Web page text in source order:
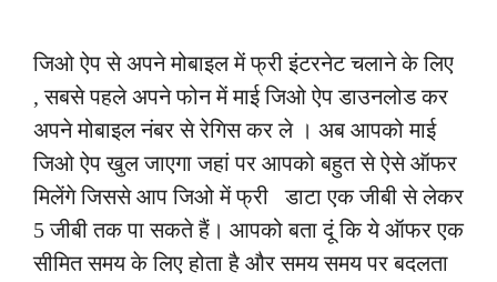
जिओ ऐप से अपने मोबाइल में फ्री इंटरनेट चलाने के लिए
, सबसे पहले अपने फोन में माई जिओ ऐप डाउनलोड कर
अपने मोबाइल नंबर से रेगिस कर ले । अब आपको माई
जिओ ऐप खुल जाएगा जहां पर आपको बहुत से ऐसे ऑफर
मिलेंगे जिससे आप जिओ में फ्री डाटा एक जीबी से लेकर
5 जीबी तक पा सकते हैं। आपको बता दूं कि ये ऑफर एक
सीमित समय के लिए होता है और समय समय पर बदलता